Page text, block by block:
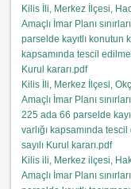
Kilis İli, Merkez İlçesi,
Amaçlı İmar Planı
parselde kayıtlı konutun
kapsamında tescil
Kurul kararı .pdf
Kilis İli, Merkez İlçesi,
Amaçlı İmar Planı
225 ada 66 parselde
varlığı kapsamında
sayılı Kurul kararı.pdf
Kilis ili, Merkez ilçesi,
Amaçlı İmar Planı